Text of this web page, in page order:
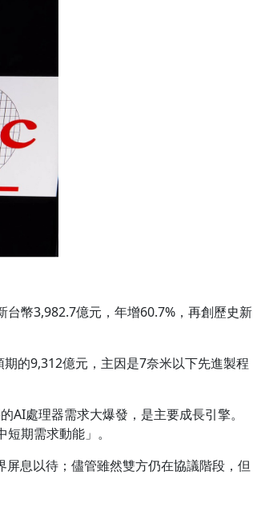
幣3,982.7億元，年增60.7%，再創歷史新
的9,312億元，主因是7奈米以下先進製程
處理器需求大爆發，是主要成長引擎。
期需求動能」。
息以待；儘管雖然雙方仍在協議階段，但